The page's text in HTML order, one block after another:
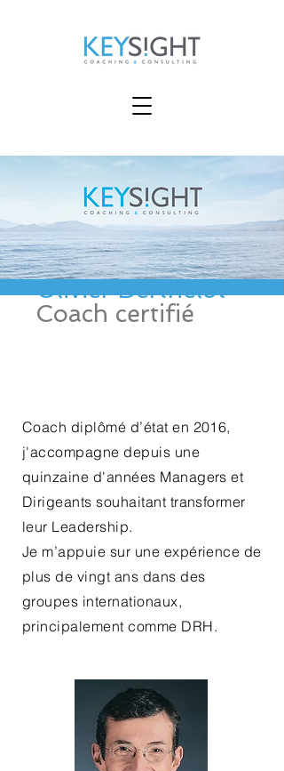
Olivier Berthelot
Coach certifié
Coach diplômé d’état en 2016,
j'accompagne depuis une
quinzaine d'années Managers et
Dirigeants souhaitant transformer
leur Leadership.
Je m’appuie sur une expérience de
plus de vingt ans dans des
groupes internationaux,
principalement comme DRH.